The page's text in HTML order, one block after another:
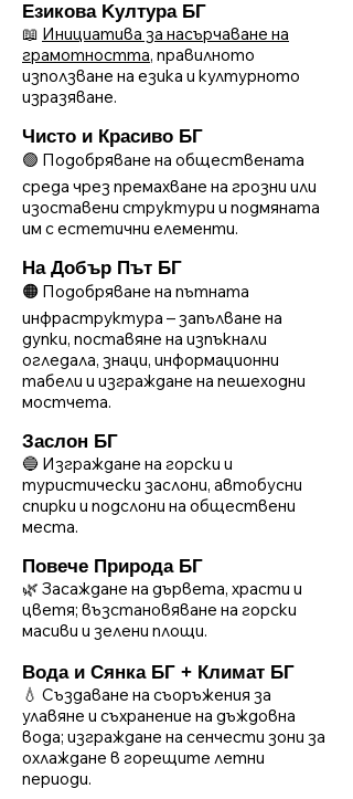
Езикова Kултура БГ
📖 Инициатива за насърчаване на
грамотността, правилното
използване на езика и културното
изразяване.
Чисто и Красиво БГ
🟢 Подобряване на обществената
среда чрез премахване на грозни или
изоставени структури и подмяната
им с естетични елементи.
На Добър Път БГ
🟠 Подобряване на пътната
инфраструктура – запълване на
дупки, поставяне на изпъкнали
огледала, знаци, информационни
табели и изграждане на пешеходни
мостчета.
Заслон БГ
🔵 Изграждане на горски и
туристически заслони, автобусни
спирки и подслони на обществени
места.
Повече Природа БГ
🌿 Засаждане на дървета, храсти и
цветя; възстановяване на горски
масиви и зелени площи.
Вода и Сянка БГ + Климат БГ
💧 Създаване на съоръжения за
улавяне и съхранение на дъждовна
вода; изграждане на сенчести зони за
охлаждане в горещите летни
периоди.